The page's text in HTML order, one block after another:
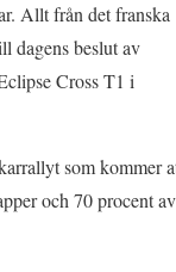
Allt från det franska
dagens beslut av
Cross T1 i
som kommer
och 70 procent av